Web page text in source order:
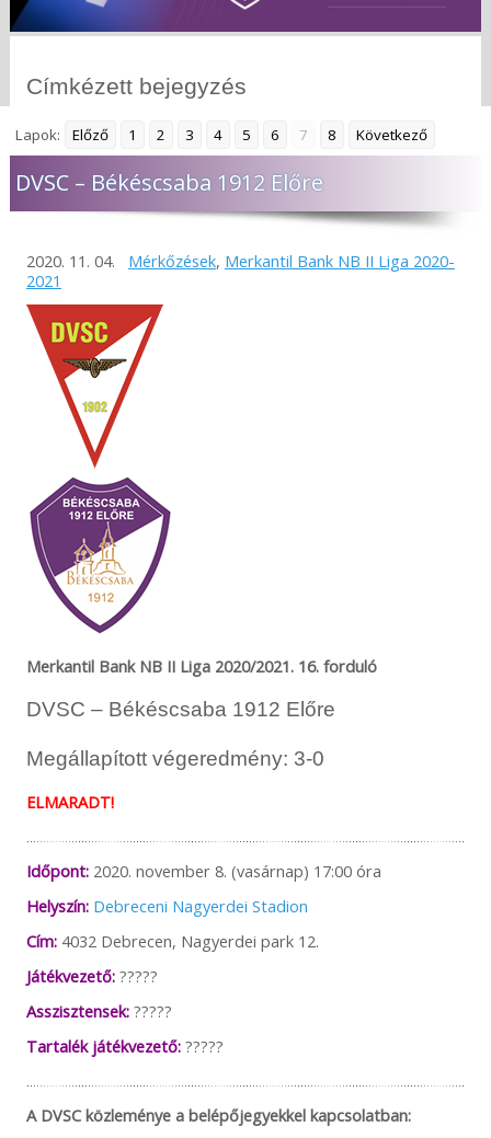
Címkézett bejegyzés
Lapok: Előző 1 2 3 4 5 6 7 8 Következő
DVSC – Békéscsaba 1912 Előre
2020. 11. 04. Mérkőzések, Merkantil Bank NB II Liga 2020-
2021
Merkantil Bank NB II Liga 2020/2021. 16. forduló
DVSC – Békéscsaba 1912 Előre
Megállapított végeredmény: 3-0
ELMARADT!
Időpont:2020. november 8. (vasárnap) 17:00 óra
Helyszín: Debreceni Nagyerdei Stadion
Cím:4032 Debrecen, Nagyerdei park 12.
Játékvezető:?????
Asszisztensek:?????
Tartalék játékvezető:?????
A DVSC közleménye a belépőjegyekkel kapcsolatban: